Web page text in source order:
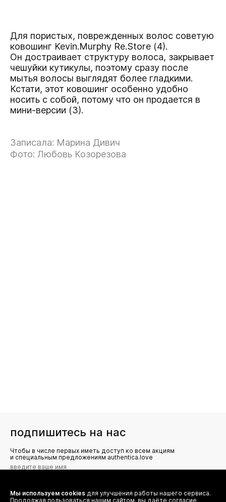
Для пористых, поврежденных волос советую
ковошинг Kevin.Murphy Re.Store (4).
Он достраивает структуру волоса, закрывает
чешуйки кутикулы, поэтому сразу после
мытья волосы выглядят более гладкими.
Кстати, этот ковошинг особенно удобно
носить с собой, потому что он продается в
мини-версии (3).
Записала: Марина Дивич
Фото: Любовь Козорезова
подпишитесь на нас
Чтобы в числе первых иметь доступ ко всем акциям
и специальным предложениям authentica.love
Я даю согласие на сбор, обработку и хранение моих
персональных данных (имя, email, телефон) для получения
Мы используем cookies для улучшения работы нашего сервиса.
Продолжая пользоваться нашим сайтом, вы даёте согласие